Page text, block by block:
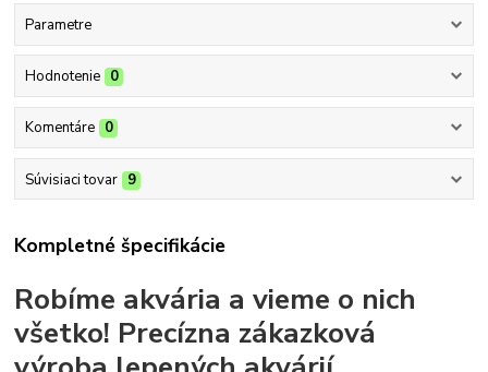
Parametre
Hodnotenie 0
Komentáre 0
Súvisiaci tovar 9
Kompletné špecifikácie
Robíme akvária a vieme o nich
všetko! Precízna zákazková